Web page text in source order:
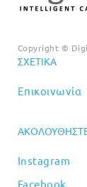
Copyright ©
ΣΧΕΤΙΚΆ
Επικοινωνία
Instagram
Facebook